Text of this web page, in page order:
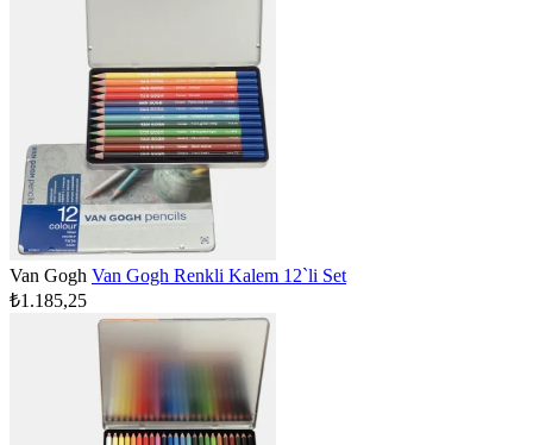
Van Gogh Van Gogh Renkli Kalem 12`li Set
₺1.185,25